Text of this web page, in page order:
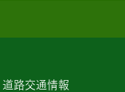
道路交通情報